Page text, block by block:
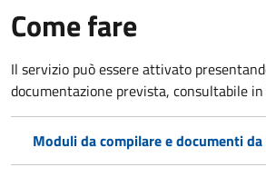
Come fare
Il servizio può essere attivato
documentazione prevista, consultabile in
Moduli da compilare e documenti